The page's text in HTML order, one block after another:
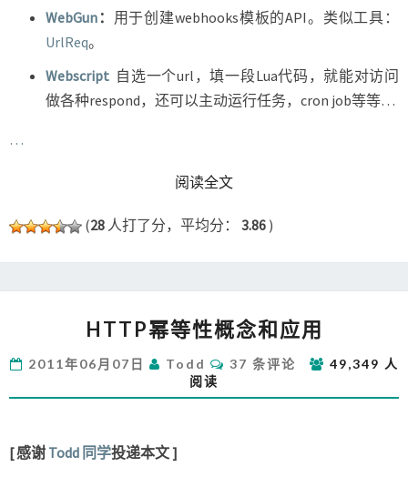
WebGun ： 用于创建webhooks模板的API。类似工具：
UrlReq。
Webscript 自选一个url，填一段Lua代码，就能对访问
做各种respond，还可以主动运行任务，cron job等等…
…
阅读全文READ MORE
(28 人打了分，平均分： 3.86 )
幂
性
概
HTTP幂等性概念和应用
2011年06月07日 Todd
评
论
37 条评论
49,349 人
阅读
[ 感谢 Todd 同学投递本文 ]